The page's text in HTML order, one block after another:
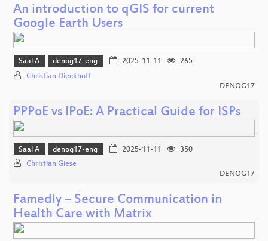
An introduction to qGIS for current
Google Earth Users
Saal A denog17-eng 2025-11-11
265
Christian Dieckhoff
DENOG17
PPPoE vs IPoE: A Practical Guide for ISPs
Saal A denog17-eng 2025-11-11
350
Christian Giese
DENOG17
Famedly – Secure Communication in
Health Care with Matrix